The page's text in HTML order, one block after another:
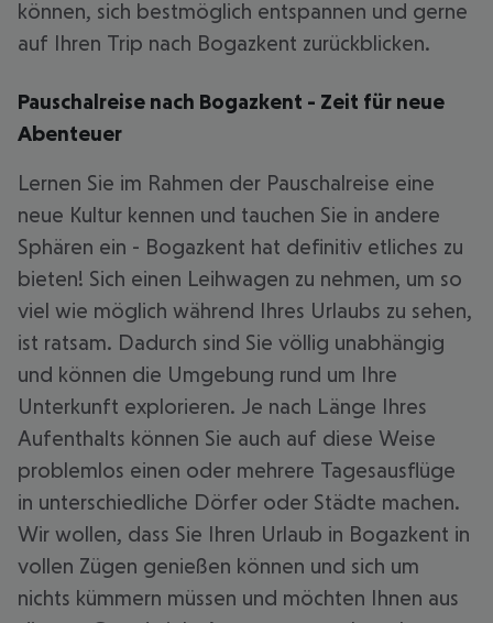
können, sich bestmöglich entspannen und gerne
auf Ihren Trip nach Bogazkent zurückblicken.
Pauschalreise nach Bogazkent - Zeit für neue
Abenteuer
Lernen Sie im Rahmen der Pauschalreise eine
neue Kultur kennen und tauchen Sie in andere
Sphären ein - Bogazkent hat definitiv etliches zu
bieten! Sich einen Leihwagen zu nehmen, um so
viel wie möglich während Ihres Urlaubs zu sehen,
ist ratsam. Dadurch sind Sie völlig unabhängig
und können die Umgebung rund um Ihre
Unterkunft explorieren. Je nach Länge Ihres
Aufenthalts können Sie auch auf diese Weise
problemlos einen oder mehrere Tagesausflüge
in unterschiedliche Dörfer oder Städte machen.
Wir wollen, dass Sie Ihren Urlaub in Bogazkent in
vollen Zügen genießen können und sich um
nichts kümmern müssen und möchten Ihnen aus